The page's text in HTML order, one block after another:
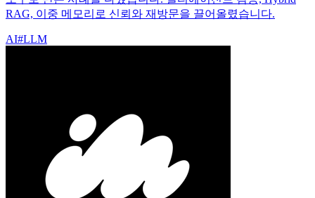
RAG, 이중 메모리로 신뢰와 재방문을 끌어올렸습니다.
AI#LLM